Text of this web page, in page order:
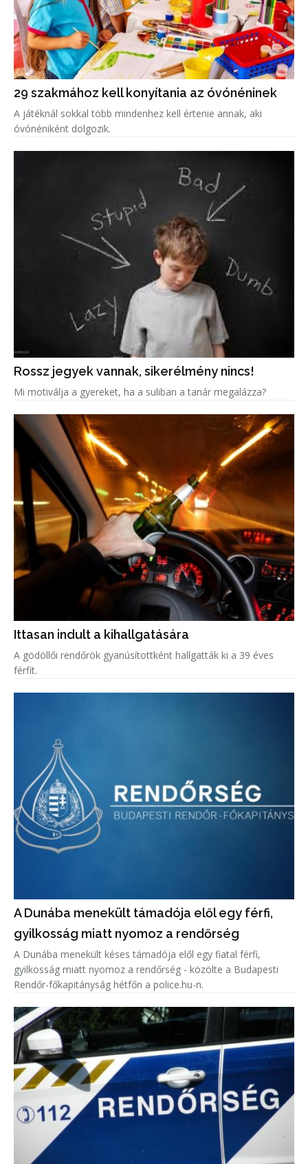
29 szakmához kell konyítania az óvónéninek
A játéknál sokkal több mindenhez kell értenie annak, aki
óvónéniként dolgozik.
Rossz jegyek vannak, sikerélmény nincs!
Mi motiválja a gyereket, ha a suliban a tanár megalázza?
Ittasan indult a kihallgatására
A gödöllői rendőrök gyanúsítottként hallgatták ki a 39 éves
férfit.
A Dunába menekült támadója elől egy férfi,
gyilkosság miatt nyomoz a rendőrség
A Dunába menekült késes támadója elől egy fiatal férfi,
gyilkosság miatt nyomoz a rendőrség - közölte a Budapesti
Rendőr-főkapitányság hétfőn a police.hu-n.